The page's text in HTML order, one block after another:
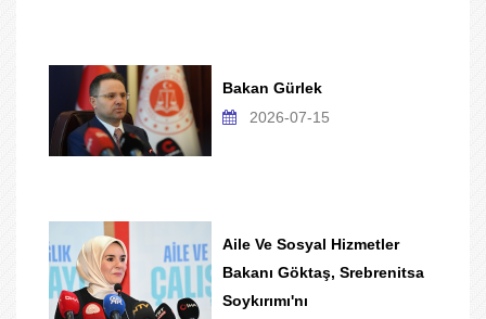
Bakan Gürlek
2026-07-15
Aile Ve Sosyal Hizmetler
Bakanı Göktaş, Srebrenitsa
Soykırımı'nı